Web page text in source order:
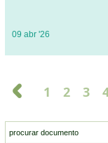
09 abr '26
1 2 3